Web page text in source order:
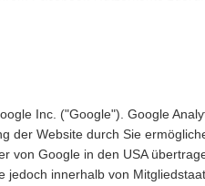
Inc. ("Google"). Google
der Website durch Sie
von Google in den USA
innerhalb von